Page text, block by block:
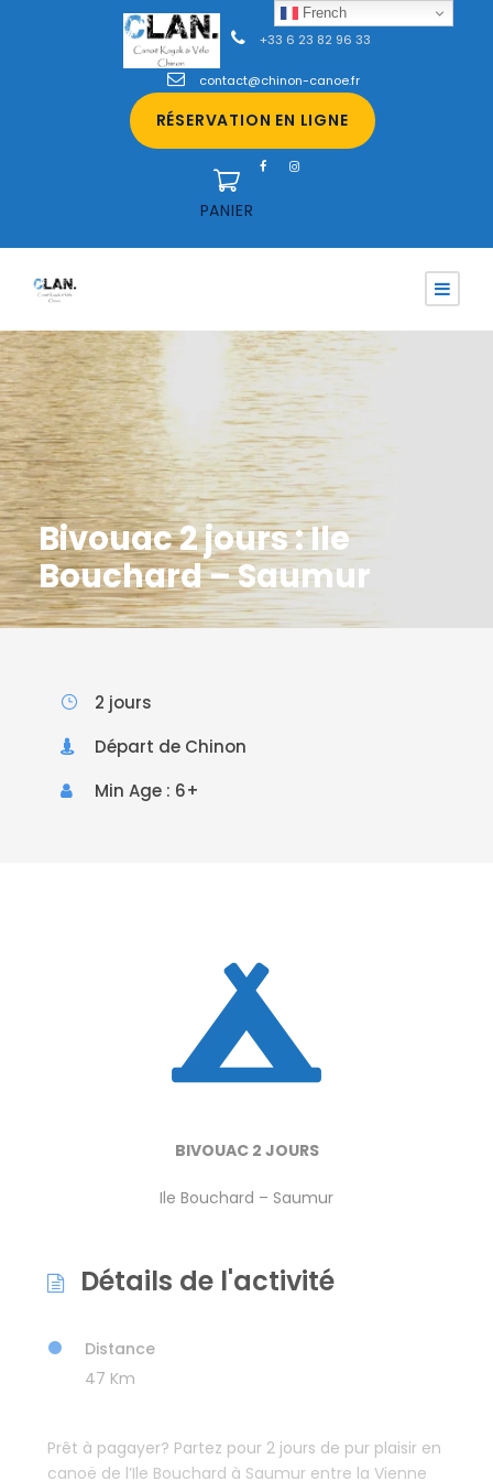
+33 6 23 82 96 33
contact@chinon-canoe.fr
RÉSERVATION EN LIGNE
PANIER
Bivouac 2 jours : Ile
Bouchard – Saumur
2 jours
Départ de Chinon
Min Age : 6+
BIVOUAC 2 JOURS
Ile Bouchard – Saumur
Détails de l'activité
Distance
47 Km
Prêt à pagayer? Partez pour 2 jours de pur plaisir en
canoë de l’Ile Bouchard à Saumur entre la Vienne
French